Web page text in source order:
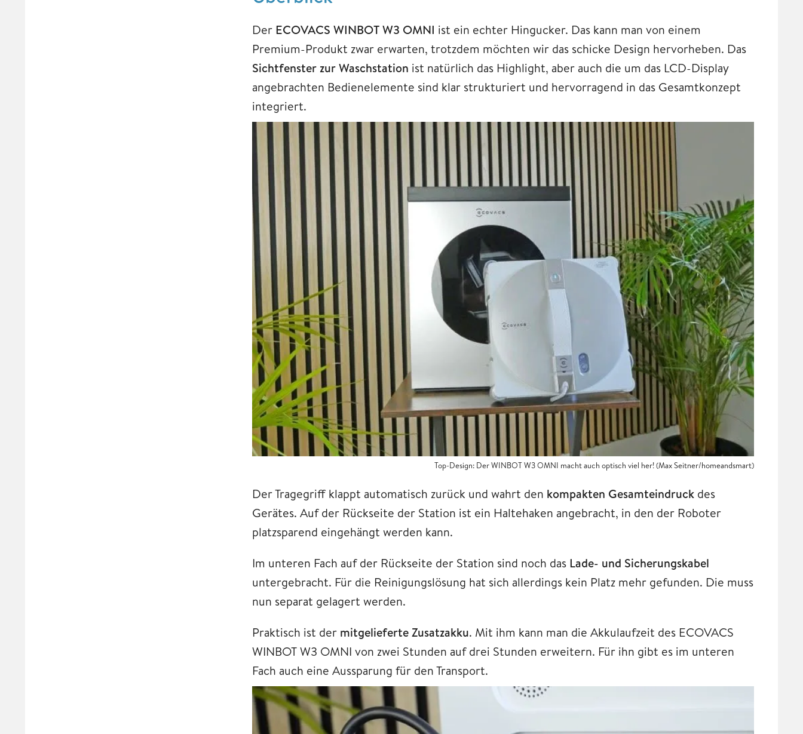
Der ECOVACS WINBOT W3 OMNI ist ein echter Hingucker. Das kann man von einem
Premium-Produkt zwar erwarten, trotzdem möchten wir das schicke Design hervorheben. Das
Sichtfenster zur Waschstation ist natürlich das Highlight, aber auch die um das LCD-Display
angebrachten Bedienelemente sind klar strukturiert und hervorragend in das Gesamtkonzept
integriert.
Top-Design: Der WINBOT W3 OMNI macht auch optisch viel her! (Max Seitner/homeandsmart)
Der Tragegriff klappt automatisch zurück und wahrt den kompakten Gesamteindruck des
Gerätes. Auf der Rückseite der Station ist ein Haltehaken angebracht, in den der Roboter
platzsparend eingehängt werden kann.
Im unteren Fach auf der Rückseite der Station sind noch das Lade- und Sicherungskabel
untergebracht. Für die Reinigungslösung hat sich allerdings kein Platz mehr gefunden. Die muss
nun separat gelagert werden.
Praktisch ist der mitgelieferte Zusatzakku. Mit ihm kann man die Akkulaufzeit des ECOVACS
WINBOT W3 OMNI von zwei Stunden auf drei Stunden erweitern. Für ihn gibt es im unteren
Fach auch eine Aussparung für den Transport.